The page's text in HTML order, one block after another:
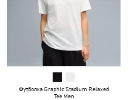
Футболка Graphic Stadium Relaxed
Tee Men